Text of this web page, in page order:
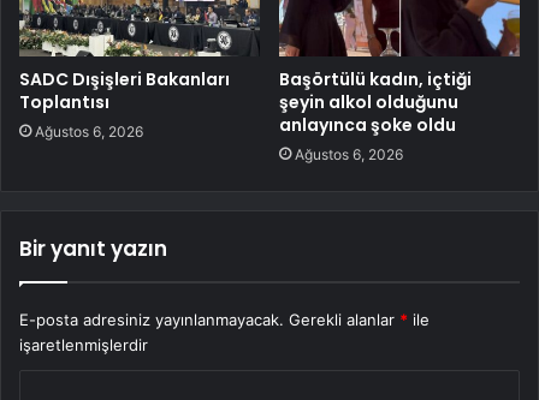
SADC Dışişleri Bakanları
Toplantısı
Ağustos 6, 2026
Başörtülü kadın, içtiği
şeyin alkol olduğunu
anlayınca şoke oldu
Ağustos 6, 2026
Bir yanıt yazın
E-posta adresiniz yayınlanmayacak. Gerekli alanlar * ile
işaretlenmişlerdir